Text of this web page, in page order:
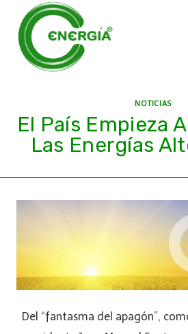
NOTICIAS
El País Empieza
Las Energías
Del “fantasma del apagón”,